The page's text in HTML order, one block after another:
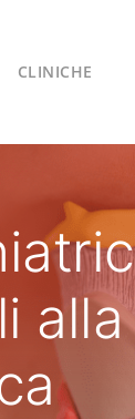
CLINICHE